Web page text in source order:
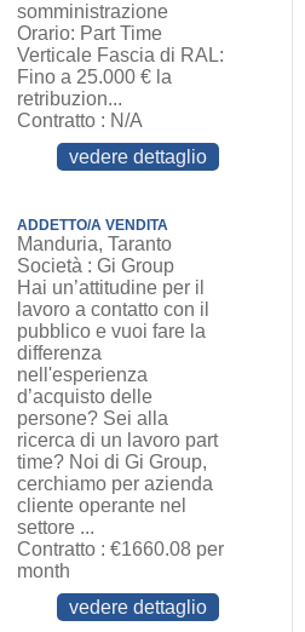
somministrazione
Orario: Part Time
Verticale Fascia di RAL:
Fino a 25.000 € la
retribuzion...
Contratto : N/A
vedere dettaglio
ADDETTO/A VENDITA
Manduria, Taranto
Società : Gi Group
Hai un’attitudine per il
lavoro a contatto con il
pubblico e vuoi fare la
differenza
nell'esperienza
d’acquisto delle
persone? Sei alla
ricerca di un lavoro part
time? Noi di Gi Group,
cerchiamo per azienda
cliente operante nel
settore ...
Contratto : €1660.08 per
month
vedere dettaglio